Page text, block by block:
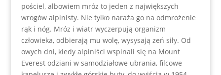
pościel, albowiem mróz to jeden z największych
wrogów alpinisty. Nie tylko naraża go na odmrożenie
rąk i nóg. Mróz i wiatr wyczerpują organizm
człowieka, odbierają mu wolę, wysysają zeń siły. Od
owych dni, kiedy alpiniści wspinali się na Mount
Everest odziani w samodziałowe ubrania, filcowe